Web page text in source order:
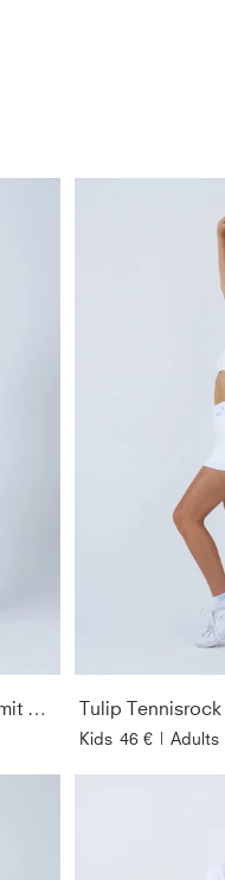
Advantage Tennisrock / Skort mit Ballhalter, weiß
Kids 46 € | Adults